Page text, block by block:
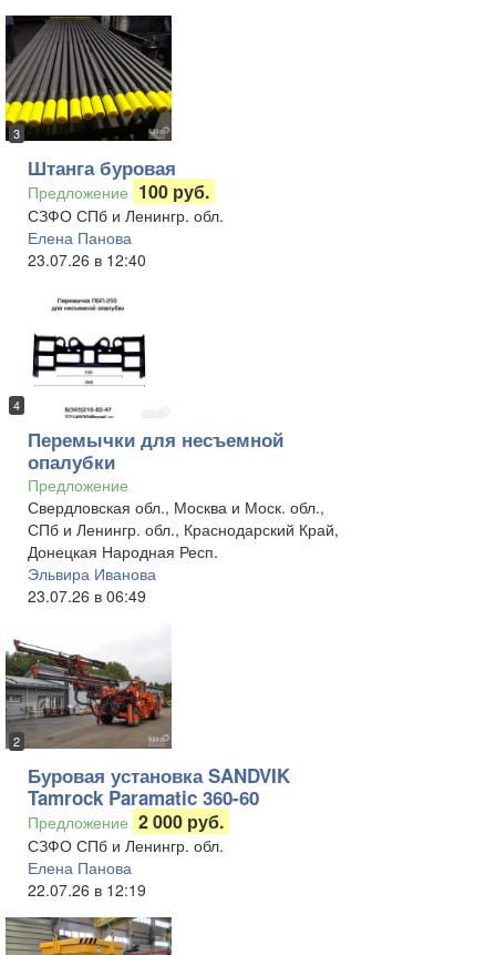
3
Штанга буровая
Предложение 100 руб.
СЗФО СПб и Ленингр. обл.
Елена Панова
23.07.26 в 12:40
4
Перемычки для несъемной
опалубки
Предложение
Свердловская обл., Москва и Моск. обл.,
СПб и Ленингр. обл., Краснодарский Край,
Донецкая Народная Респ.
Эльвира Иванова
23.07.26 в 06:49
2
Буровая установка SANDVIK
Tamrock Paramatic 360-60
Предложение 2 000 руб.
СЗФО СПб и Ленингр. обл.
Елена Панова
22.07.26 в 12:19